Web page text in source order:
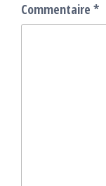
Commentaire *